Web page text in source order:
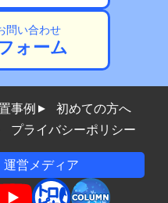
問い合わせ
ォーム
事例
初めての方へ
プライバシーポリシー
営メディア